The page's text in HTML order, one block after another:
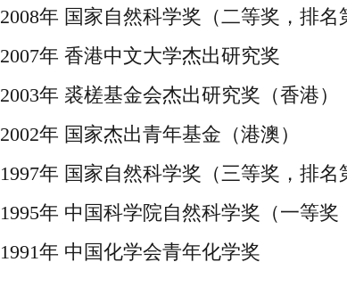
2008年 国家自然科学奖（二等奖，排名
2007年 香港中文大学杰出研究奖
2003年 裘槎基金会杰出研究奖（香港）
2002年 国家杰出青年基金（港澳）
1997年 国家自然科学奖（三等奖，排名
1995年 中国科学院自然科学奖（一等奖
1991年 中国化学会青年化学奖